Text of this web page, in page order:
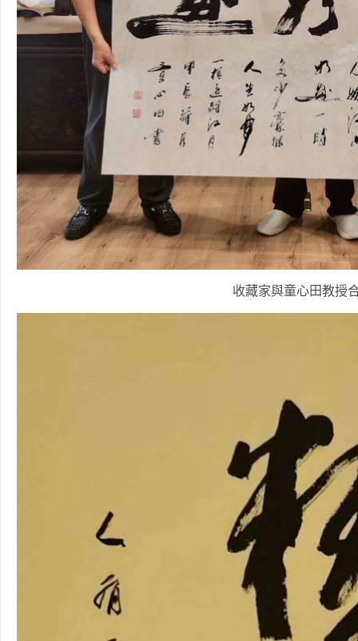
收藏家與童心田教授